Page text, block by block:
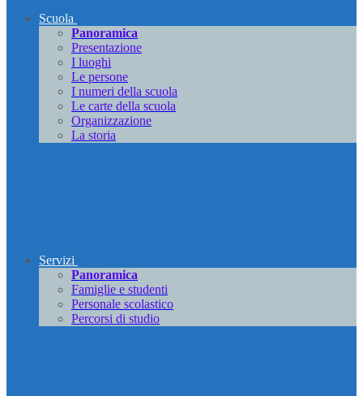
Scuola
Panoramica
Presentazione
I luoghi
Le persone
I numeri della scuola
Le carte della scuola
Organizzazione
La storia
Servizi
Panoramica
Famiglie e studenti
Personale scolastico
Percorsi di studio